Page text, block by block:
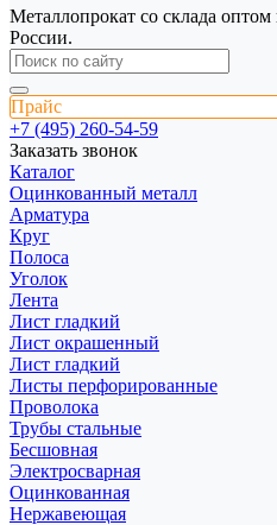
Металлопрокат со склада
России.
Прайс
+7 (495) 260-54-59
Заказать звонок
Каталог
Оцинкованный металл
Арматура
Круг
Полоса
Уголок
Лента
Лист гладкий
Лист окрашенный
Лист гладкий
Листы перфорированные
Проволока
Трубы стальные
Бесшовная
Электросварная
Оцинкованная
Нержавеющая